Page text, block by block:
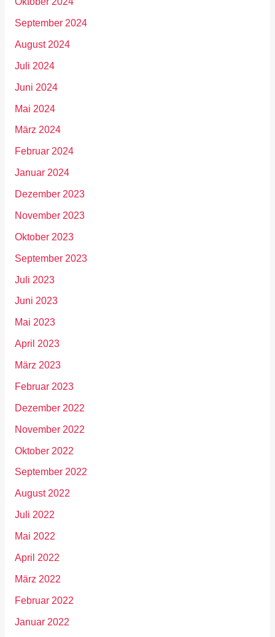
September 2024
August 2024
Juli 2024
Juni 2024
Mai 2024
März 2024
Februar 2024
Januar 2024
Dezember 2023
November 2023
Oktober 2023
September 2023
Juli 2023
Juni 2023
Mai 2023
April 2023
März 2023
Februar 2023
Dezember 2022
November 2022
Oktober 2022
September 2022
August 2022
Juli 2022
Mai 2022
April 2022
März 2022
Februar 2022
Januar 2022